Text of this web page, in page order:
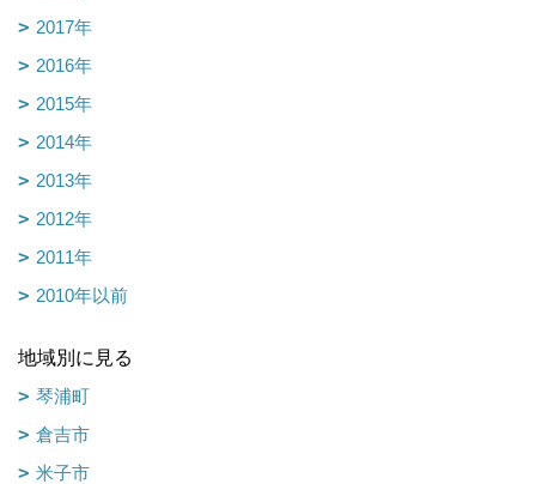
2017年
2016年
2015年
2014年
2013年
2012年
2011年
2010年以前
地域別に見る
琴浦町
倉吉市
米子市